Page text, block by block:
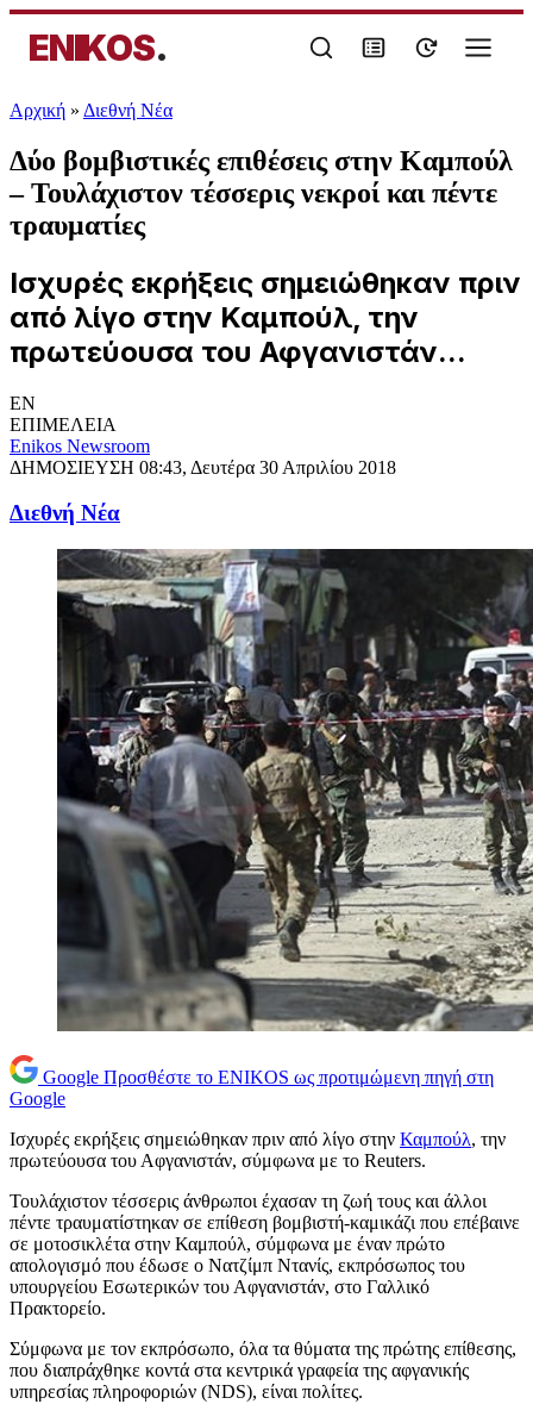
ENIKOS.
Αρχική » Διεθνή Νέα
Δύο βομβιστικές επιθέσεις στην Καμπούλ
– Τουλάχιστον τέσσερις νεκροί και πέντε
τραυματίες
Ισχυρές εκρήξεις σημειώθηκαν πριν
από λίγο στην Καμπούλ, την
πρωτεύουσα του Αφγανιστάν...
EN
ΕΠΙΜΕΛΕΙΑ
Enikos Newsroom
ΔΗΜΟΣΙΕΥΣΗ 08:43, Δευτέρα 30 Απριλίου 2018
Διεθνή Νέα
Google Προσθέστε το ENIKOS ως προτιμώμενη πηγή στη
Google
Ισχυρές εκρήξεις σημειώθηκαν πριν από λίγο στην Καμπούλ, την
πρωτεύουσα του Αφγανιστάν, σύμφωνα με το Reuters.
Τουλάχιστον τέσσερις άνθρωποι έχασαν τη ζωή τους και άλλοι
πέντε τραυματίστηκαν σε επίθεση βομβιστή-καμικάζι που επέβαινε
σε μοτοσικλέτα στην Καμπούλ, σύμφωνα με έναν πρώτο
απολογισμό που έδωσε ο Νατζίμπ Ντανίς, εκπρόσωπος του
υπουργείου Εσωτερικών του Αφγανιστάν, στο Γαλλικό
Πρακτορείο.
Σύμφωνα με τον εκπρόσωπο, όλα τα θύματα της πρώτης επίθεσης,
που διαπράχθηκε κοντά στα κεντρικά γραφεία της αφγανικής
υπηρεσίας πληροφοριών (NDS), είναι πολίτες.